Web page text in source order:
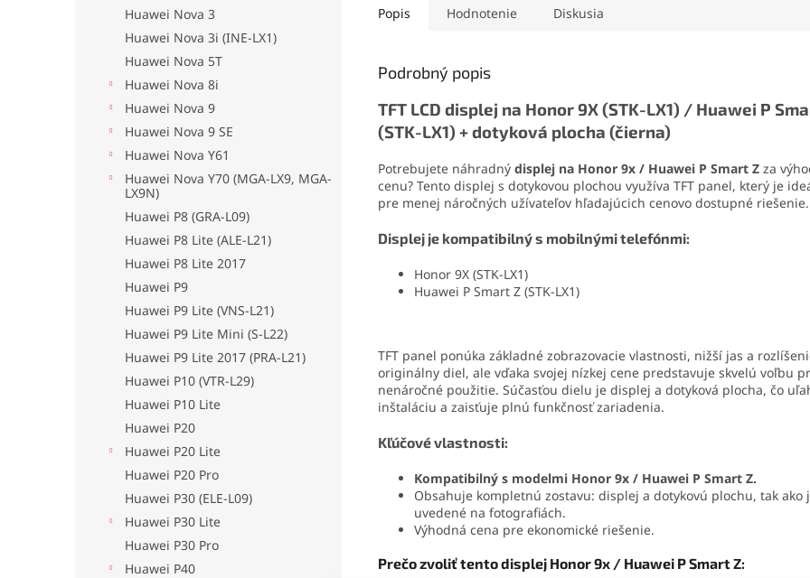
Huawei Nova 3
Huawei Nova 3i (INE-LX1)
Huawei Nova 5T
Huawei Nova 8i
Huawei Nova 9
Huawei Nova 9 SE
Huawei Nova Y61
Huawei Nova Y70 (MGA-LX9, MGA-
LX9N)
Huawei P8 (GRA-L09)
Huawei P8 Lite (ALE-L21)
Huawei P8 Lite 2017
Huawei P9
Huawei P9 Lite (VNS-L21)
Huawei P9 Lite Mini (S-L22)
Huawei P9 Lite 2017 (PRA-L21)
Huawei P10 (VTR-L29)
Huawei P10 Lite
Huawei P20
Huawei P20 Lite
Huawei P20 Pro
Huawei P30 (ELE-L09)
Huawei P30 Lite
Huawei P30 Pro
Huawei P40
odoláva otrasom, vode aj
drobné súčiastky.
namáhaniu. Vďaka
Popis Hodnotenie Diskusia
Podrobný popis
TFT LCD displej na Honor 9X (STK-LX1) / Huawei P
(STK-LX1) + dotyková plocha (čierna)
Potrebujete náhradný displej na Honor 9x / Huawei P Smart Z za
cenu? Tento displej s dotykovou plochou využíva TFT panel, který je
pre menej náročných užívateľov hľadajúcich cenovo dostupné riešenie.
Displej je kompatibilný s mobilnými telefónmi:
Honor 9X (STK-LX1)
Huawei P Smart Z (STK-LX1)
TFT panel ponúka základné zobrazovacie vlastnosti, nižší jas a
originálny diel, ale vďaka svojej nízkej cene predstavuje skvelú voľbu
nenáročné použitie. Súčasťou dielu je displej a dotyková plocha, čo
inštaláciu a zaisťuje plnú funkčnosť zariadenia.
Kľúčové vlastnosti:
Kompatibilný s modelmi Honor 9x / Huawei P Smart Z.
Obsahuje kompletnú zostavu: displej a dotykovú plochu, tak ako
uvedené na fotografiách.
Výhodná cena pre ekonomické riešenie.
Prečo zvoliť tento displej Honor 9x / Huawei P Smart Z: